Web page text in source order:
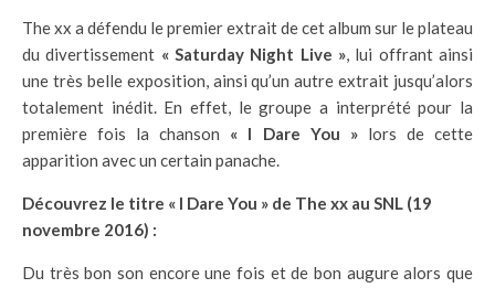
The xx a défendu le premier extrait de cet album sur le plateau
du divertissement « Saturday Night Live », lui offrant ainsi
une très belle exposition, ainsi qu’un autre extrait jusqu’alors
totalement inédit. En effet, le groupe a interprété pour la
première fois la chanson « I Dare You »lors de cette
apparition avec un certain panache.
Découvrez le titre « I Dare You » de The xx au SNL (19
novembre 2016) :
Du très bon son encore une fois et de bon augure alors que